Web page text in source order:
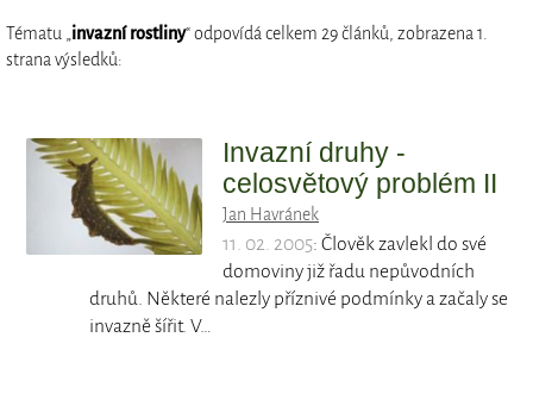
Tématu „invazní rostliny“ odpovídá celkem 29 článků, zobrazena 1.
strana výsledků:
Invazní druhy -
celosvětový problém II
Jan Havránek
11. 02. 2005: Člověk zavlekl do své
domoviny již řadu nepůvodních
druhů. Některé nalezly příznivé podmínky a začaly se
invazně šířit. V…